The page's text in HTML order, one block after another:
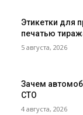
Этикетки для
печатью
5 августа, 2026
Зачем
СТО
4 августа, 2026